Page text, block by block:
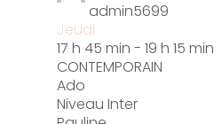
admin5699
Jeudi
17 h 45 min - 19 h 15 min
CONTEMPORAIN
Ado
Niveau Inter